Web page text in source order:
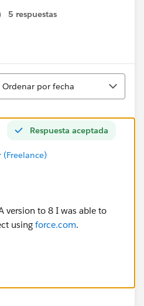
5 respuestas
Ordenar por fecha
Respuesta aceptada
version to 8 I was able to
using force.com.